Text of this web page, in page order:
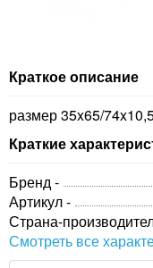
Краткое описание
размер 35x65/
Краткие
Бренд -
Артикул -
Страна-
Смотреть все